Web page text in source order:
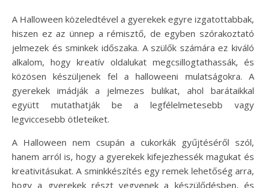
A Halloween közeledtével a gyerekek egyre izgatottabbak,
hiszen ez az ünnep a rémisztő, de egyben szórakoztató
jelmezek és sminkek időszaka. A szülők számára ez kiváló
alkalom, hogy kreatív oldalukat megcsillogtathassák, és
közösen készüljenek fel a halloweeni mulatságokra. A
gyerekek imádják a jelmezes bulikat, ahol barátaikkal
együtt mutathatják be a legfélelmetesebb vagy
legviccesebb ötleteiket.
A Halloween nem csupán a cukorkák gyűjtéséről szól,
hanem arról is, hogy a gyerekek kifejezhessék magukat és
kreativitásukat. A sminkkészítés egy remek lehetőség arra,
hogy a gyerekek részt vegyenek a készülődésben, és